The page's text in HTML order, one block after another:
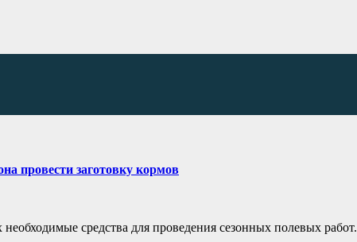
провести заготовку кормов
средства для проведения сезонных полевых работ.